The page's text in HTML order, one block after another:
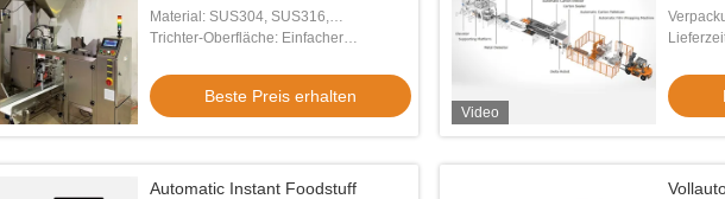
Verpackungsmaschine mit Datum
Material: SUS304, SUS316,
Kohlenstoffstahl
Trichter-Oberfläche: Einfacher
Beste Preis erhalten
Video
Automatic Instant Foodstuff